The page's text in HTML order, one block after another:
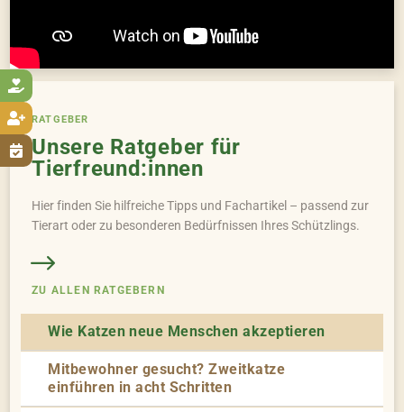



RATGEBER
Unsere Ratgeber für
Tierfreund:innen
Hier finden Sie hilfreiche Tipps und Fachartikel – passend zur
Tierart oder zu besonderen Bedürfnissen Ihres Schützlings.
ZU ALLEN RATGEBERN
Wie Katzen neue Menschen akzeptieren
Mitbewohner gesucht? Zweitkatze
einführen in acht Schritten